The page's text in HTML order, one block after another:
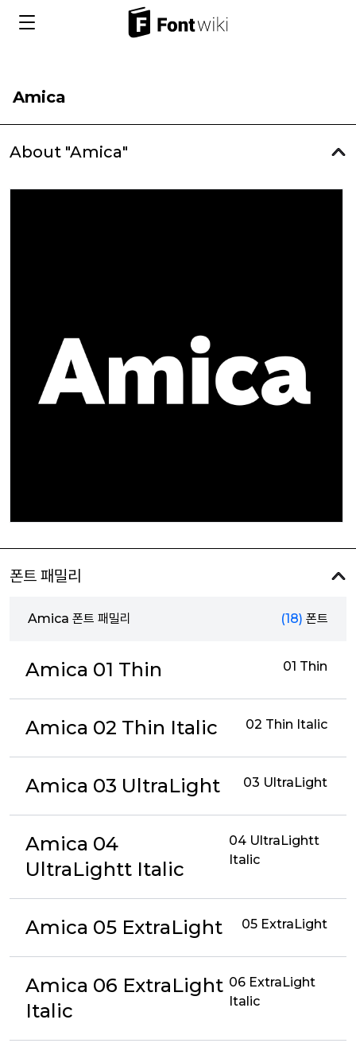
Amica
About "Amica"
폰트 패밀리
Amica 폰트 패밀리 (18) 폰트
Amica 01 Thin 01 Thin
Amica 02 Thin Italic 02 Thin Italic
Amica 03 UltraLight 03 UltraLight
Amica 04
UltraLightt Italic
04 UltraLightt
Italic
Amica 05 ExtraLight 05 ExtraLight
Amica 06 ExtraLight
Italic
06 ExtraLight
Italic